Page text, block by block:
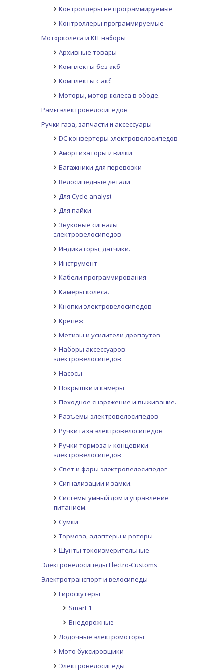
Контроллеры не программируемые
Контроллеры программируемые
Моторколеса и KIT наборы
Архивные товары
Комплекты без акб
Комплекты с акб
Моторы, мотор-колеса в ободе.
Рамы электровелосипедов
Ручки газа, запчасти и аксессуары
DC конвертеры электровелосипедов
Амортизаторы и вилки
Багажники для перевозки
Велосипедные детали
Для Cycle analyst
Для пайки
Звуковые сигналы
электровелосипедов
Индикаторы, датчики.
Инструмент
Кабели программирования
Камеры колеса.
Кнопки электровелосипедов
Крепеж
Метизы и усилители дропаутов
Наборы аксессуаров
электровелосипедов
Насосы
Покрышки и камеры
Походное снаряжение и выживание.
Разъемы электровелосипедов
Ручки газа электровелосипедов
Ручки тормоза и концевики
электровелосипедов
Свет и фары электровелосипедов
Сигнализации и замки.
Системы умный дом и управление
питанием.
Сумки
Тормоза, адаптеры и роторы.
Шунты токоизмерительные
Электровелосипеды Electro-Customs
Электротранспорт и велосипеды
Гироскутеры
Smart 1
Внедорожные
Лодочные электромоторы
Мото буксировщики
Электровелосипеды